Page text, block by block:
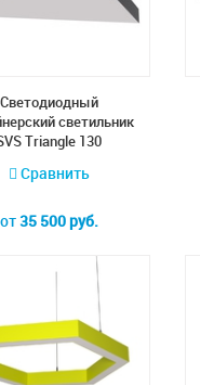
Cветодиодный
светильник
Triangle 130
Сравнить
от35 500 руб.